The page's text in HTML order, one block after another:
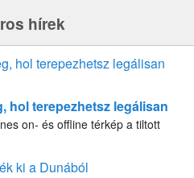
hírek
hol terepezhetsz legálisan
on- és offline térkép a tiltott